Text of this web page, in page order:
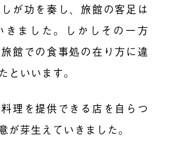
が功を奏し、旅館の客足は
きました。しかしその一方
館での食事処の在り方に違
といいます。
理を提供できる店を自らつ
が芽生えていきました。